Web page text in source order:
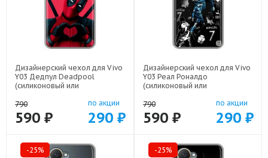
Дизайнерский чехол для Vivo
Y03 Дедпул Deadpool
(силиконовый или
арт: 83104-22559
790
590 ₽
по акции
290 ₽
Дизайнерский чехол для Vivo
Y03 Реал Роналдо
(силиконовый или
арт: 83104-22472
790
590 ₽
по акции
290 ₽
-25% -25%